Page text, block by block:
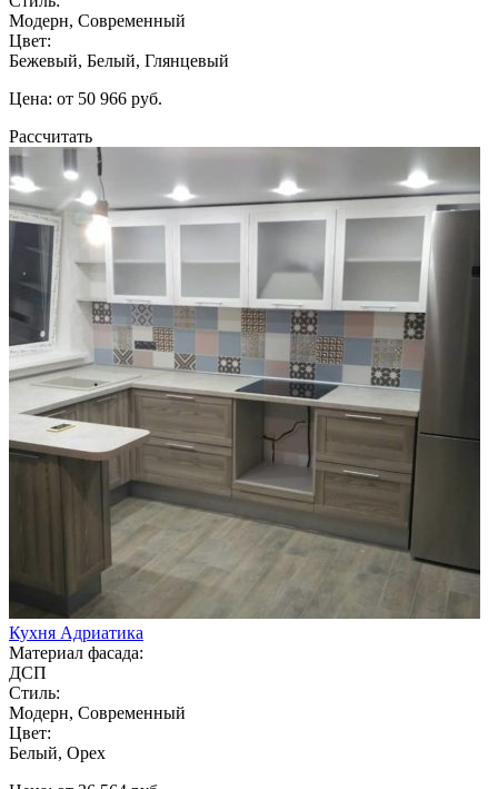
Модерн, Современный
Цвет:
Бежевый, Белый, Глянцевый
Цена: от 50 966 руб.
Рассчитать
Кухня Адриатика
Материал фасада:
ДСП
Стиль:
Модерн, Современный
Цвет:
Белый, Орех